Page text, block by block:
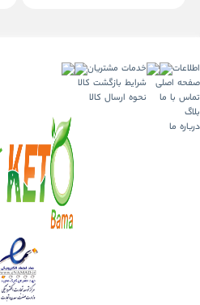
اطلاعات
صفحه اصلی
تماس با ما
بلاگ
درباره ما
خدمات مشتریان
شرایط بازگشت کالا
نحوه ارسال کالا